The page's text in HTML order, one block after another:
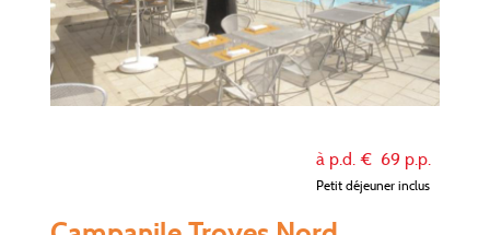
à p.d. € 69 p.p.
Petit déjeuner inclus